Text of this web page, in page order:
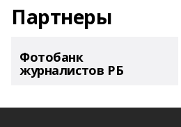
Партнеры
Фотобанк
журналистов РБ